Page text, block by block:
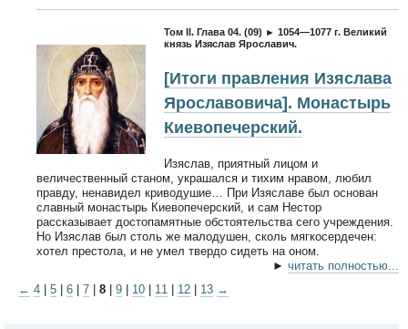
Том II. Глава 04. (09) ► 1054—1077 г. Великий
князь Изяслав Ярославич.
[Итоги правления Изяслава
Ярославовича]. Монастырь
Киевопечерский.
Изяслав, приятный лицом и
величественный станом, украшался и тихим нравом, любил
правду, ненавидел криводушие… При Изяславе был основан
славный монастырь Киевопечерский, и сам Нестор
рассказывает достопамятные обстоятельства сего учреждения.
Но Изяслав был столь же малодушен, сколь мягкосердечен:
хотел престола, и не умел твердо сидеть на оном.
► читать полностью...
← 4 5 6 7 8 9 10 11 12 13 →